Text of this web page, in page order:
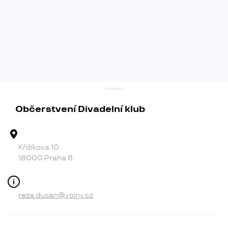
Občerstvení Divadelní klub
Křižíkova 10
18000 Praha 8
reza.dusan@volny.cz